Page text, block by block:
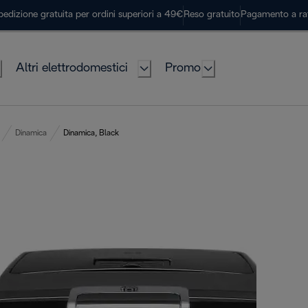
gratuita per ordini superiori a 49€ Reso gratuito Pagamento a
Altri elettrodomestici Promo
Dinamica Dinamica, Black